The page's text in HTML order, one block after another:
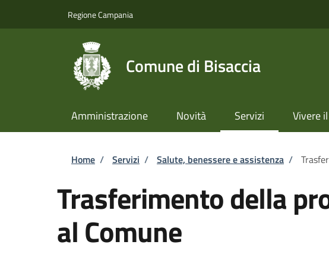
Regione Campania
Comune di Bisaccia
Amministrazione Novità Servizi Vivere
Briciole di pane
Home / Servizi / Salute, benessere e assistenza /
Trasferimento della
al Comune